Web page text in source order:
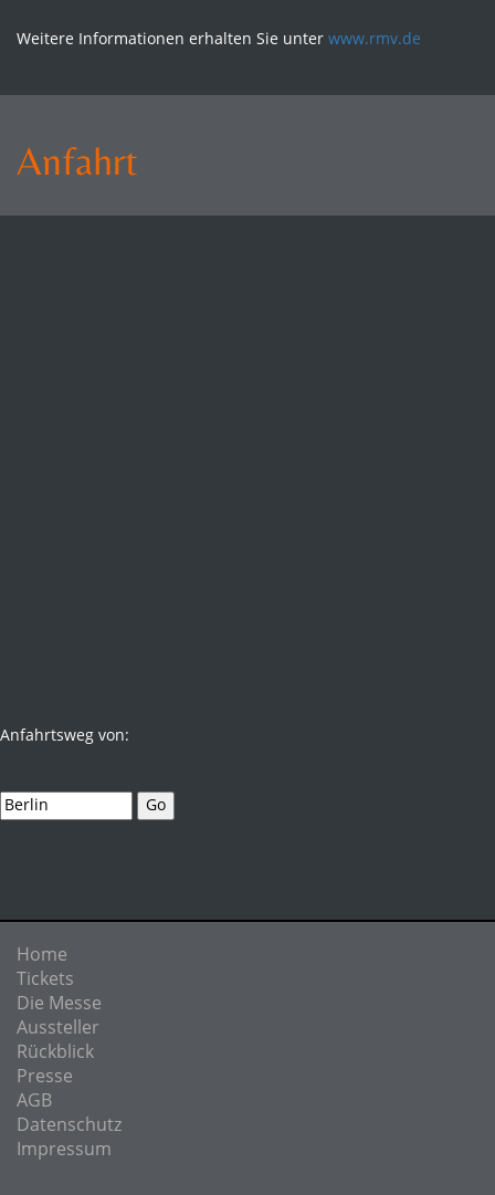
Weitere Informationen erhalten Sie unter www.rmv.de
Anfahrt
Anfahrtsweg von:
Home
Tickets
Die Messe
Aussteller
Rückblick
Presse
AGB
Datenschutz
Impressum